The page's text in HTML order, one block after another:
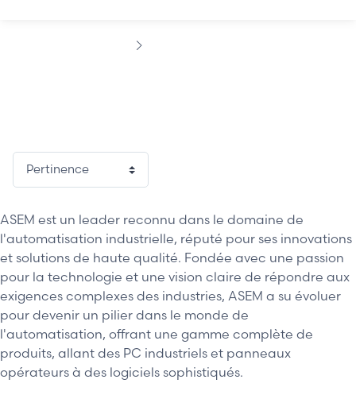
ASEM est un leader reconnu dans le domaine de
l'automatisation industrielle, réputé pour ses innovations
et solutions de haute qualité. Fondée avec une passion
pour la technologie et une vision claire de répondre aux
exigences complexes des industries, ASEM a su évoluer
pour devenir un pilier dans le monde de
l'automatisation, offrant une gamme complète de
produits, allant des PC industriels et panneaux
opérateurs à des logiciels sophistiqués.